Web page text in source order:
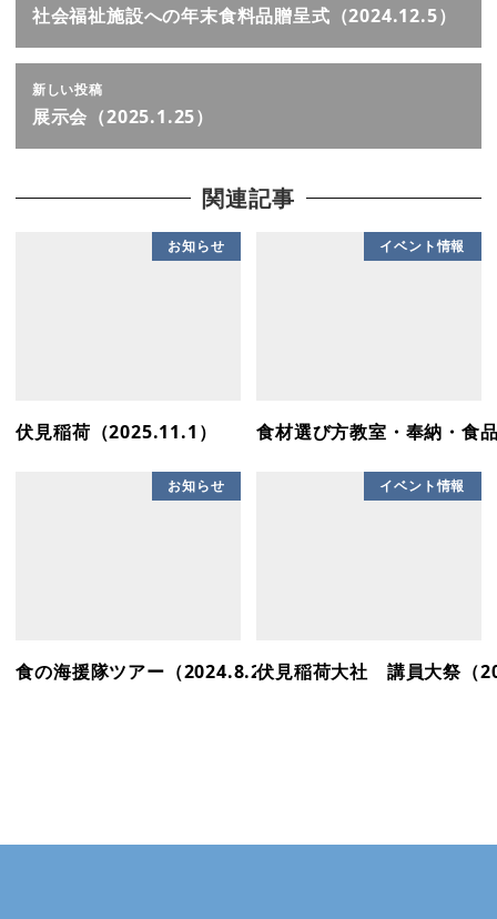
社会福祉施設への年末食料品贈呈式（2024.12.5）
新しい投稿
展示会（2025.1.25）
関連記事
お知らせ
伏見稲荷（2025.11.1）
イベント情報
食材選び方教室・奉納・食
お知らせ
食の海援隊ツアー（2024.8.27）
イベント情報
伏見稲荷大社 講員大祭（